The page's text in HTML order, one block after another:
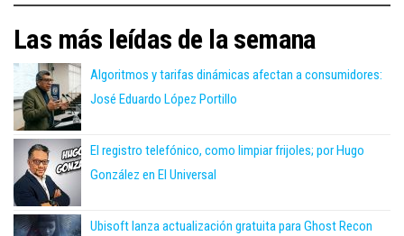
Las más leídas de la semana
Algoritmos y tarifas dinámicas afectan a consumidores:
José Eduardo López Portillo
El registro telefónico, como limpiar frijoles; por Hugo
González en El Universal
Ubisoft lanza actualización gratuita para Ghost Recon